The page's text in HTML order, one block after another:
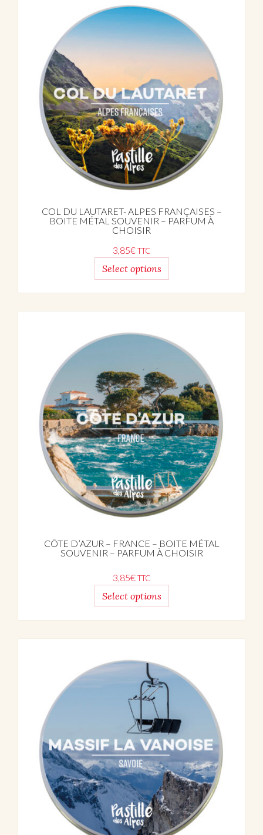
COL DU LAUTARET- ALPES FRANÇAISES –
BOITE MÉTAL SOUVENIR – PARFUM À
CHOISIR
3,85€TTC
Select options
CÔTE D’AZUR – FRANCE – BOITE MÉTAL
SOUVENIR – PARFUM À CHOISIR
3,85€TTC
Select options